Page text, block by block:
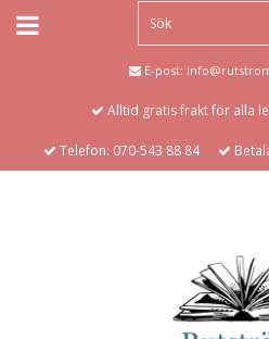
E-post:
Alltid gratis frakt för alla
Telefon: 070-543 88 84